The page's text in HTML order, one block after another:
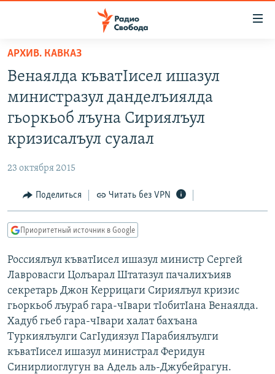
упрощенного
доступа
основному
содержанию
Вернутся
навигации
Вернутся
ПОДКАСТЫ
АВТОРСКИЕ ПРОЕКТЫ
КУЛЬТУРА
IDEL.РЕАЛИИ
КАВКАЗ.РЕАЛИИ
СИБИРЬ.РЕАЛИИ
РАСПИСАНИЕ ВЕЩАНИЯ
ПОДПИШИТЕСЬ НА РАССЫЛКУ
СОЦИАЛЬНЫЕ СЕТИ
АРХИВ. КАВКАЗ
Венаялда къватIисел ишазул
министразул данделъиялда
гьоркьоб лъуна Сириялъул
кризисалъул суалал
23 октября 2015
Поделиться Читать без VPN
Приоритетный источник в Google
Россиялъул къватIисел ишазул министр Сергей
Лавровасги Цолъарал Штатазул пачалихъияв
секретарь Джон Керрицаги Сириялъул кризис
гьоркьоб лъураб гара-чIвари тIобитIана Венаялда.
Хадуб гьеб гара-чIвари халат бахъана
Туркиялъулги СагIудиязул ГIарабиялъулги
къватIисел ишазул министрал Феридун
Синирлиоглугун ва Адель аль-Джубейрагун.